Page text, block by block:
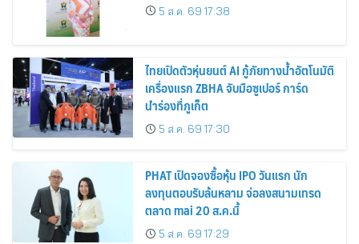
5 ส.ค. 69 17:38
ไทยเปิดตัวหุ่นยนต์ AI กู้ภัยทางน้ำอัตโนมัติ
เครื่องแรก ZBHA จับมือซูเปอร์ การ์ด
นำร่องที่ภูเก็ต
5 ส.ค. 69 17:30
PHAT เปิดจองซื้อหุ้น IPO วันแรก นัก
ลงทุนตอบรับล้นหลาม จ่อลงสนามเทรด
ตลาด mai 20 ส.ค.นี้
5 ส.ค. 69 17:29